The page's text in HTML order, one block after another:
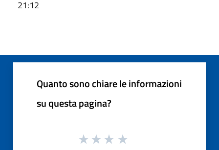
21:12
Quanto sono chiare le informazioni
su questa pagina?